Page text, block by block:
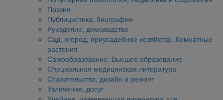
Поэзия
Публицистика, биографии
Рукоделие, домоводство
Сад, огород, приусадебное хозяйство. Комнатные
растения
Самообразование. Высшее образование
Специальная медицинская литература
Строительство, дизайн и ремонт
Увлечения, досуг